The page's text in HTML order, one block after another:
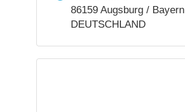
86159 Augsburg / Bayern
DEUTSCHLAND